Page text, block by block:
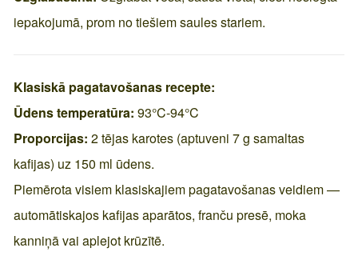
iepakojumā, prom no tiešiem saules stariem.
Klasiskā pagatavošanas recepte:
Ūdens temperatūra: 93°C-94°C
Proporcijas: 2 tējas karotes (aptuveni 7 g samaltas
kafijas) uz 150 ml ūdens.
Piemērota visiem klasiskajiem pagatavošanas veidiem —
automātiskajos kafijas aparātos, franču presē, moka
kanniņā vai aplejot krūzītē.